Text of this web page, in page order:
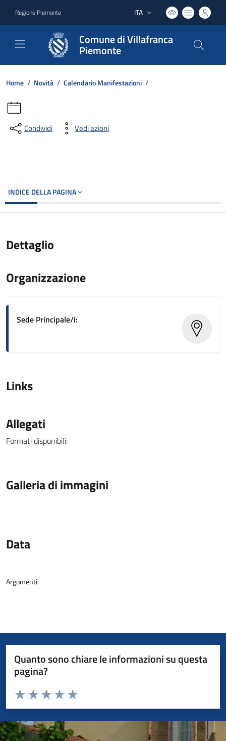
Regione Piemonte Lingua attiva:
ITA
Comune di Villafranca
Piemonte
Home / Novità / Calendario Manifestazioni /
Condividi Vedi azioni
INDICE DELLA PAGINA
Dettaglio
Organizzazione
Sede Principale/i:
Links
Allegati
Formati disponibili:
Galleria di immagini
Data
Argomenti:
Quanto sono chiare le informazioni su questa
pagina?
Valuta da 1 a 5 stelle la pagina
Valuta 5 stelle su 5
Valuta 4 stelle su 5
Valuta 3 stelle su 5
Valuta 2 stelle su 5
Valuta 1 stelle su 5